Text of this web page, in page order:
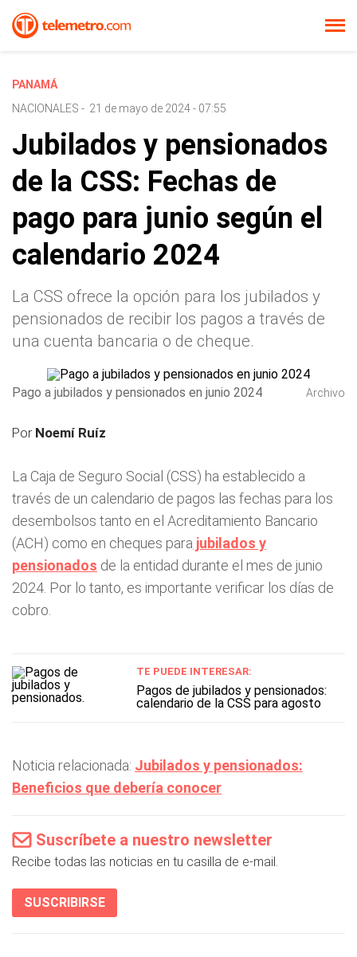
PANAMÁ
NACIONALES - 21 de mayo de 2024 - 07:55
Jubilados y pensionados
de la CSS: Fechas de
pago para junio según el
calendario 2024
La CSS ofrece la opción para los jubilados y
pensionados de recibir los pagos a través de
una cuenta bancaria o de cheque.
Pago a jubilados y pensionados en junio 2024 Archivo
Por Noemí Ruíz
La Caja de Seguro Social (CSS) ha establecido a
través de un calendario de pagos las fechas para los
desembolsos tanto en el Acreditamiento Bancario
(ACH) como en cheques para jubilados y
pensionados de la entidad durante el mes de junio
2024. Por lo tanto, es importante verificar los días de
cobro.
TE PUEDE INTERESAR:
Pagos de jubilados y pensionados:
calendario de la CSS para agosto
Noticia relacionada: Jubilados y pensionados:
Beneficios que debería conocer
Suscríbete a nuestro newsletter
Recibe todas las noticias en tu casilla de e-mail.
SUSCRIBIRSE